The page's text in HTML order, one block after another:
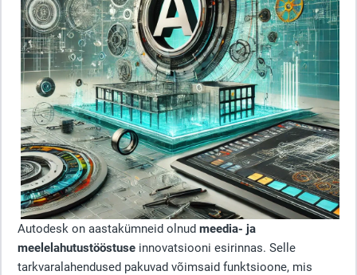
Autodesk on aastakümneid olnud meedia- ja
meelelahutustööstuse innovatsiooni esirinnas. Selle
tarkvaralahendused pakuvad võimsaid funktsioone, mis